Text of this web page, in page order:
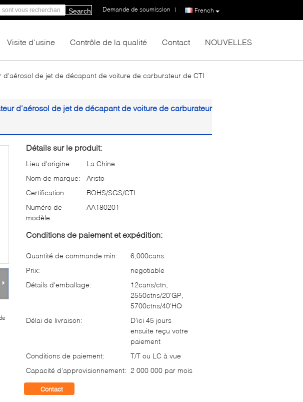
French
Demande de soumission |
Search
Visite d'usine Contrôle de la qualité Contact NOUVELLES
de jet de décapant de voiture de carburateur de CTI
d'aérosol de jet de décapant de voiture de carburateur
Détails sur le produit:
Lieu d'origine:
La Chine
Nom de marque:
Aristo
Certification:
ROHS/SGS/CTI
Numéro de
modèle:
AA180201
Conditions de paiement et expédition:
Quantité de commande min:
6,000cans
Prix:
negotiable
Détails d'emballage:
12cans/ctn,
2550ctns/20'GP,
5700ctns/40'HQ
Délai de livraison:
D'ici 45 jours
ensuite reçu votre
paiement
Conditions de paiement:
T/T ou LC à vue
Capacité d'approvisionnement: 2 000 000 par mois
Contact